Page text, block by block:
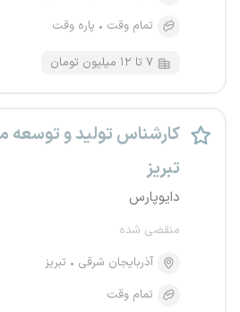
تمام وقت
پاره وقت
۷ تا ۱۲ میلیون تومان
کارشناس تولید و
تبریز
دایوپارس
منقضی شده
آذربایجان شرقی
تبریز
تمام وقت